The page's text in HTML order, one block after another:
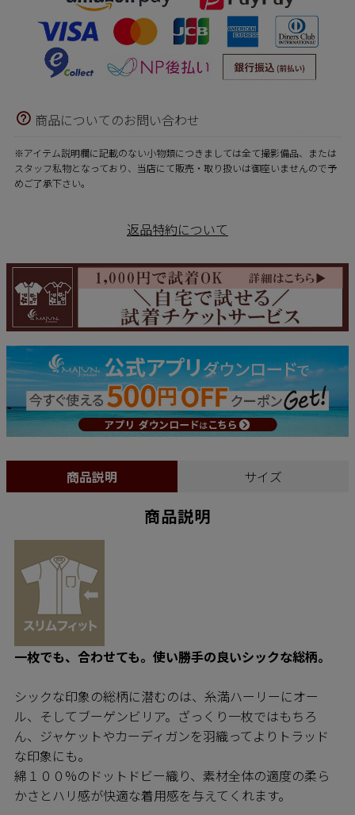
商品についてのお問い合わせ
※アイテム説明欄に記載のない小物類につきましては全て撮影備品、または
スタッフ私物となっており、当店にて販売・取り扱いは御座いませんので予
めご了承下さい。
返品特約について
商品説明 サイズ
商品説明
一枚でも、合わせても。使い勝手の良いシックな総柄。
シックな印象の総柄に潜むのは、糸満ハーリーにオー
ル、そしてブーゲンビリア。ざっくり一枚ではもちろ
ん、ジャケットやカーディガンを羽織ってよりトラッド
な印象にも。
綿１００%のドットドビー織り、素材全体の適度の柔ら
かさとハリ感が快適な着用感を与えてくれます。